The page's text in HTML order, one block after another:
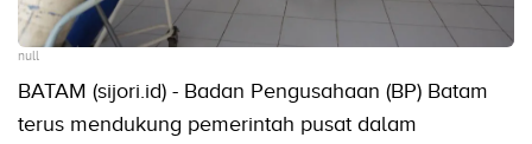
null
BATAM (sijori.id) - Badan Pengusahaan (BP) Batam
terus mendukung pemerintah pusat dalam